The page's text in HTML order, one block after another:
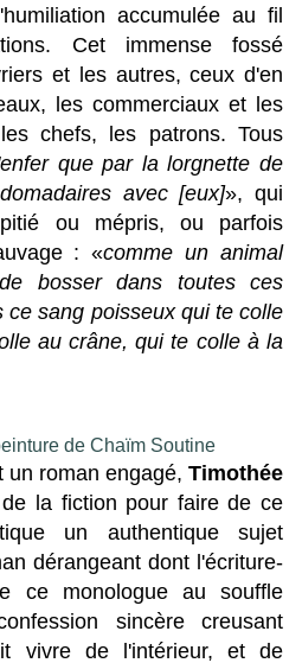
accumulée au fil
Cet immense fossé
et les autres, ceux d'en
les commerciaux et les
chefs, les patrons. Tous
que par la lorgnette de
avec [eux]», qui
ou mépris, ou parfois
: «comme un animal
bosser dans toutes ces
ce sang poisseux qui te colle
au crâne, qui te colle à la
de Chaïm Soutine
un roman engagé, Timothée
la fiction pour faire de ce
un authentique sujet
dérangeant dont l'écriture-
ce monologue au souffle
sincère creusant
vivre de l'intérieur, et de